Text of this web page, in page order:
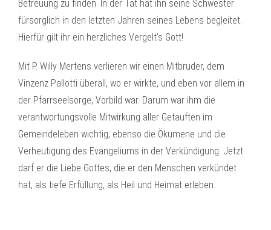
Betreuung zu finden. In der Tat hat ihn seine Schwester
fürsorglich in den letzten Jahren seines Lebens begleitet.
Hierfür gilt ihr ein herzliches Vergelt’s Gott!
Mit P. Willy Mertens verlieren wir einen Mitbruder, dem
Vinzenz Pallotti überall, wo er wirkte, und eben vor allem in
der Pfarrseelsorge, Vorbild war. Darum war ihm die
verantwortungsvolle Mitwirkung aller Getauften im
Gemeindeleben wichtig, ebenso die Ökumene und die
Verheutigung des Evangeliums in der Verkündigung. Jetzt
darf er die Liebe Gottes, die er den Menschen verkündet
hat, als tiefe Erfüllung, als Heil und Heimat erleben.